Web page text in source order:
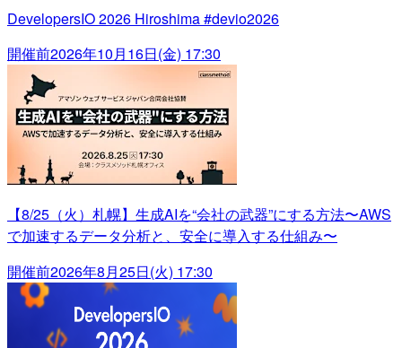
DevelopersIO 2026 Hiroshima #devio2026
開催前2026年10月16日(金) 17:30
【8/25（火）札幌】生成AIを“会社の武器”にする方法〜AWS
で加速するデータ分析と、安全に導入する仕組み〜
開催前2026年8月25日(火) 17:30